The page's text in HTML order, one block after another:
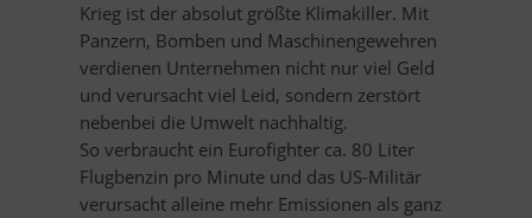
Krieg ist der absolut größte Klimakiller. Mit
Panzern, Bomben und Maschinengewehren
verdienen Unternehmen nicht nur viel Geld
und verursacht viel Leid, sondern zerstört
nebenbei die Umwelt nachhaltig.
So verbraucht ein Eurofighter ca. 80 Liter
Flugbenzin pro Minute und das US-Militär
verursacht alleine mehr Emissionen als ganz